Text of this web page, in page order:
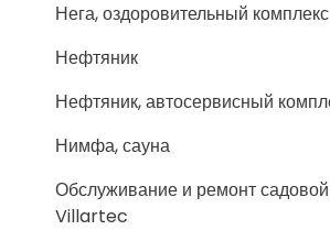
Нега, оздоровительный комплекс
Нефтяник
Нефтяник, автосервисный
Нимфа, сауна
Обслуживание и ремонт садовой
Villartec